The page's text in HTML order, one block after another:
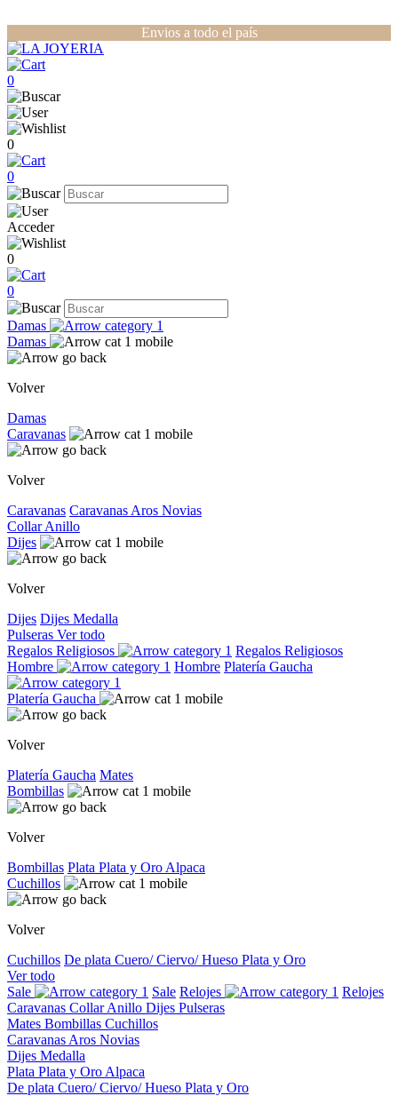
Envios a todo el país
0
0
0
Acceder
0
0
Damas
Damas
Volver
Damas
Caravanas
Volver
Caravanas Caravanas Aros Novias
CollarAnillo
Dijes
Volver
Dijes Dijes Medalla
Pulseras Ver todo
Regalos Religiosos
Regalos Religiosos
Hombre
Hombre Platería Gaucha
Platería Gaucha
Volver
Platería Gaucha Mates
Bombillas
Volver
Bombillas Plata Plata y Oro Alpaca
Cuchillos
Volver
Cuchillos De plata Cuero/ Ciervo/ Hueso Plata y Oro
Ver todo
Sale
Sale Relojes
Relojes
Caravanas CollarAnillo Dijes Pulseras
Mates Bombillas Cuchillos
Caravanas Aros Novias
Dijes Medalla
Plata Plata y Oro Alpaca
De plata Cuero/ Ciervo/ Hueso Plata y Oro